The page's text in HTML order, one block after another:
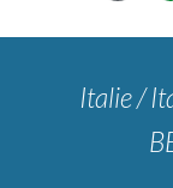
Italie /